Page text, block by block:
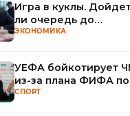
Игра в куклы.
ли очередь до
Миллера?
ЭКОНОМИКА
УЕФА бойкотирует
из-за плана ФИФА по
привлечению частных
СПОРТ